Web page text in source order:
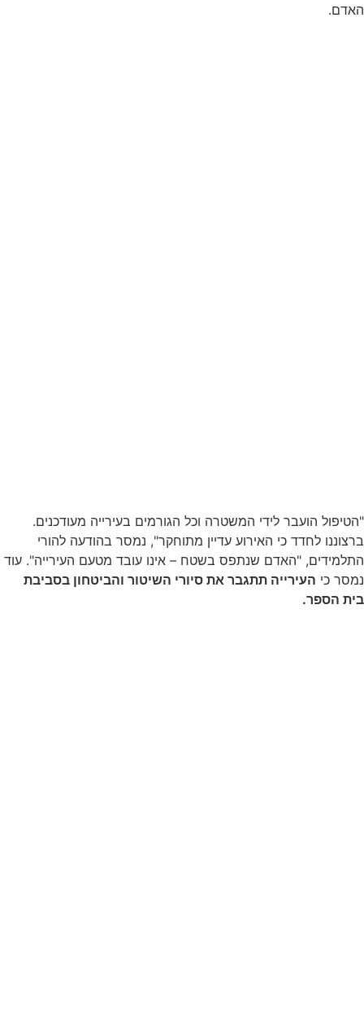
האדם.
"הטיפול הועבר לידי המשטרה וכל הגורמים בעירייה מעודכנים.
ברצוננו לחדד כי האירוע עדיין מתוחקר", נמסר בהודעה להורי
התלמידים, "האדם שנתפס בשטח – אינו עובד מטעם העירייה". עוד
נמסר כי העירייה תתגבר את סיורי השיטור והביטחון בסביבת
בית הספר.